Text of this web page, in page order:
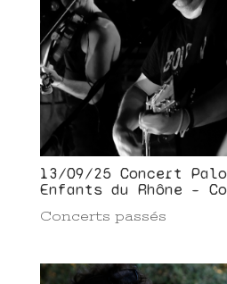
13/09/25 Concert
Enfants du Rhône –
Concerts passés